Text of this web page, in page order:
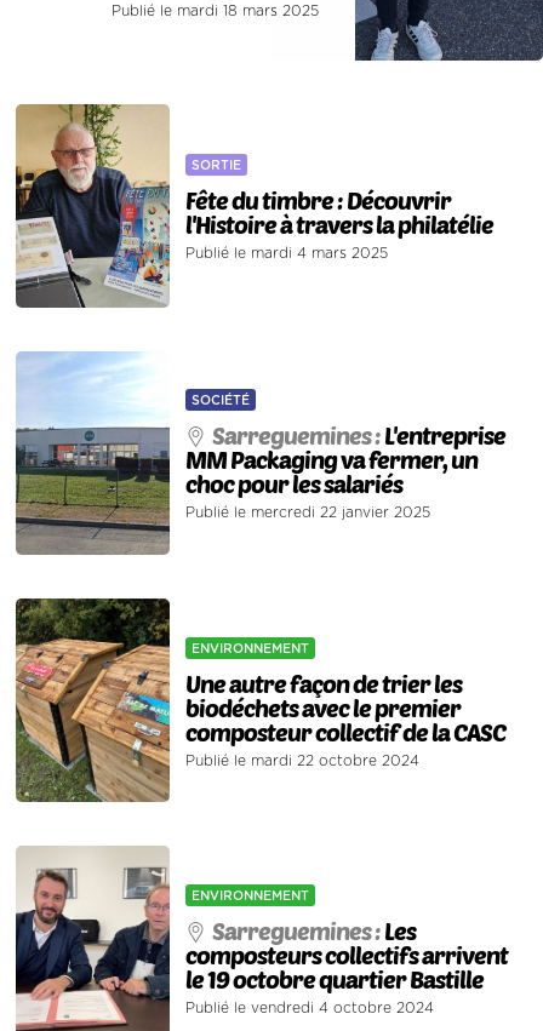
Publié le mardi 18 mars 2025
SORTIE
Fête du timbre : Découvrir
l'Histoire à travers la philatélie
Publié le mardi 4 mars 2025
SOCIÉTÉ
Sarreguemines :L'entreprise
MM Packaging va fermer, un
choc pour les salariés
Publié le mercredi 22 janvier 2025
ENVIRONNEMENT
Une autre façon de trier les
biodéchets avec le premier
composteur collectif de la CASC
Publié le mardi 22 octobre 2024
ENVIRONNEMENT
Sarreguemines :Les
composteurs collectifs arrivent
le 19 octobre quartier Bastille
Publié le vendredi 4 octobre 2024